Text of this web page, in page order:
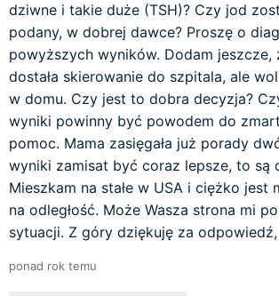
dziwne i takie duże (TSH)? Czy jod
podany, w dobrej dawce? Proszę o
powyższych wyników. Dodam jeszcze,
dostała skierowanie do szpitala, ale
w domu. Czy jest to dobra decyzja?
wyniki powinny być powodem do
pomoc. Mama zasięgała już porady
wyniki zamisat być coraz lepsze, to są
Mieszkam na stałe w USA i ciężko jest
na odległość. Może Wasza strona mi
sytuacji. Z góry dziękuję za odpowiedź,
ponad rok temu